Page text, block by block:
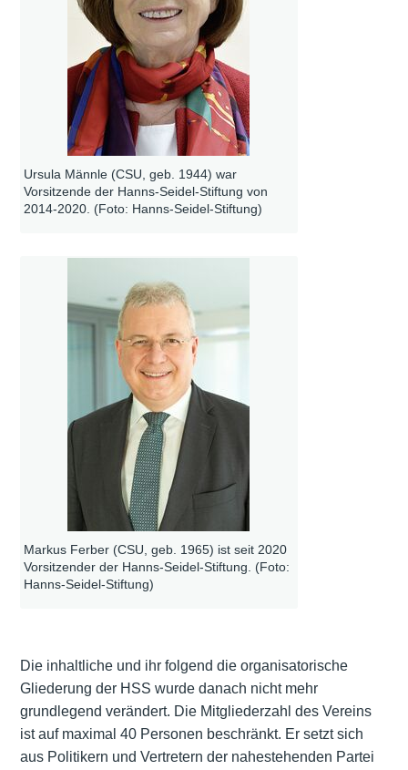
Ursula Männle (CSU, geb. 1944) war
Vorsitzende der Hanns-Seidel-Stiftung von
2014-2020. (Foto: Hanns-Seidel-Stiftung)
Markus Ferber (CSU, geb. 1965) ist seit 2020
Vorsitzender der Hanns-Seidel-Stiftung. (Foto:
Hanns-Seidel-Stiftung)
Die inhaltliche und ihr folgend die organisatorische
Gliederung der HSS wurde danach nicht mehr
grundlegend verändert. Die Mitgliederzahl des Vereins
ist auf maximal 40 Personen beschränkt. Er setzt sich
aus Politikern und Vertretern der nahestehenden Partei